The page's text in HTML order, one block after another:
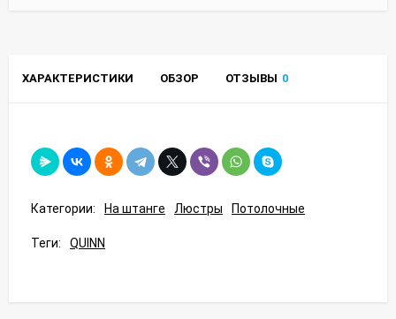
ХАРАКТЕРИСТИКИ ОБЗОР ОТЗЫВЫ 0
Категории: На штанге Люстры Потолочные
Теги: QUINN